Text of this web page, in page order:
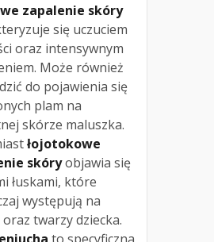
zapalenie skóry
się uczuciem
oraz intensywnym
Może również
do pojawienia się
plam na
skórze maluszka.
łojotokowe
skóryobjawia się
łuskami, które
występują na
oraz twarzy dziecka.